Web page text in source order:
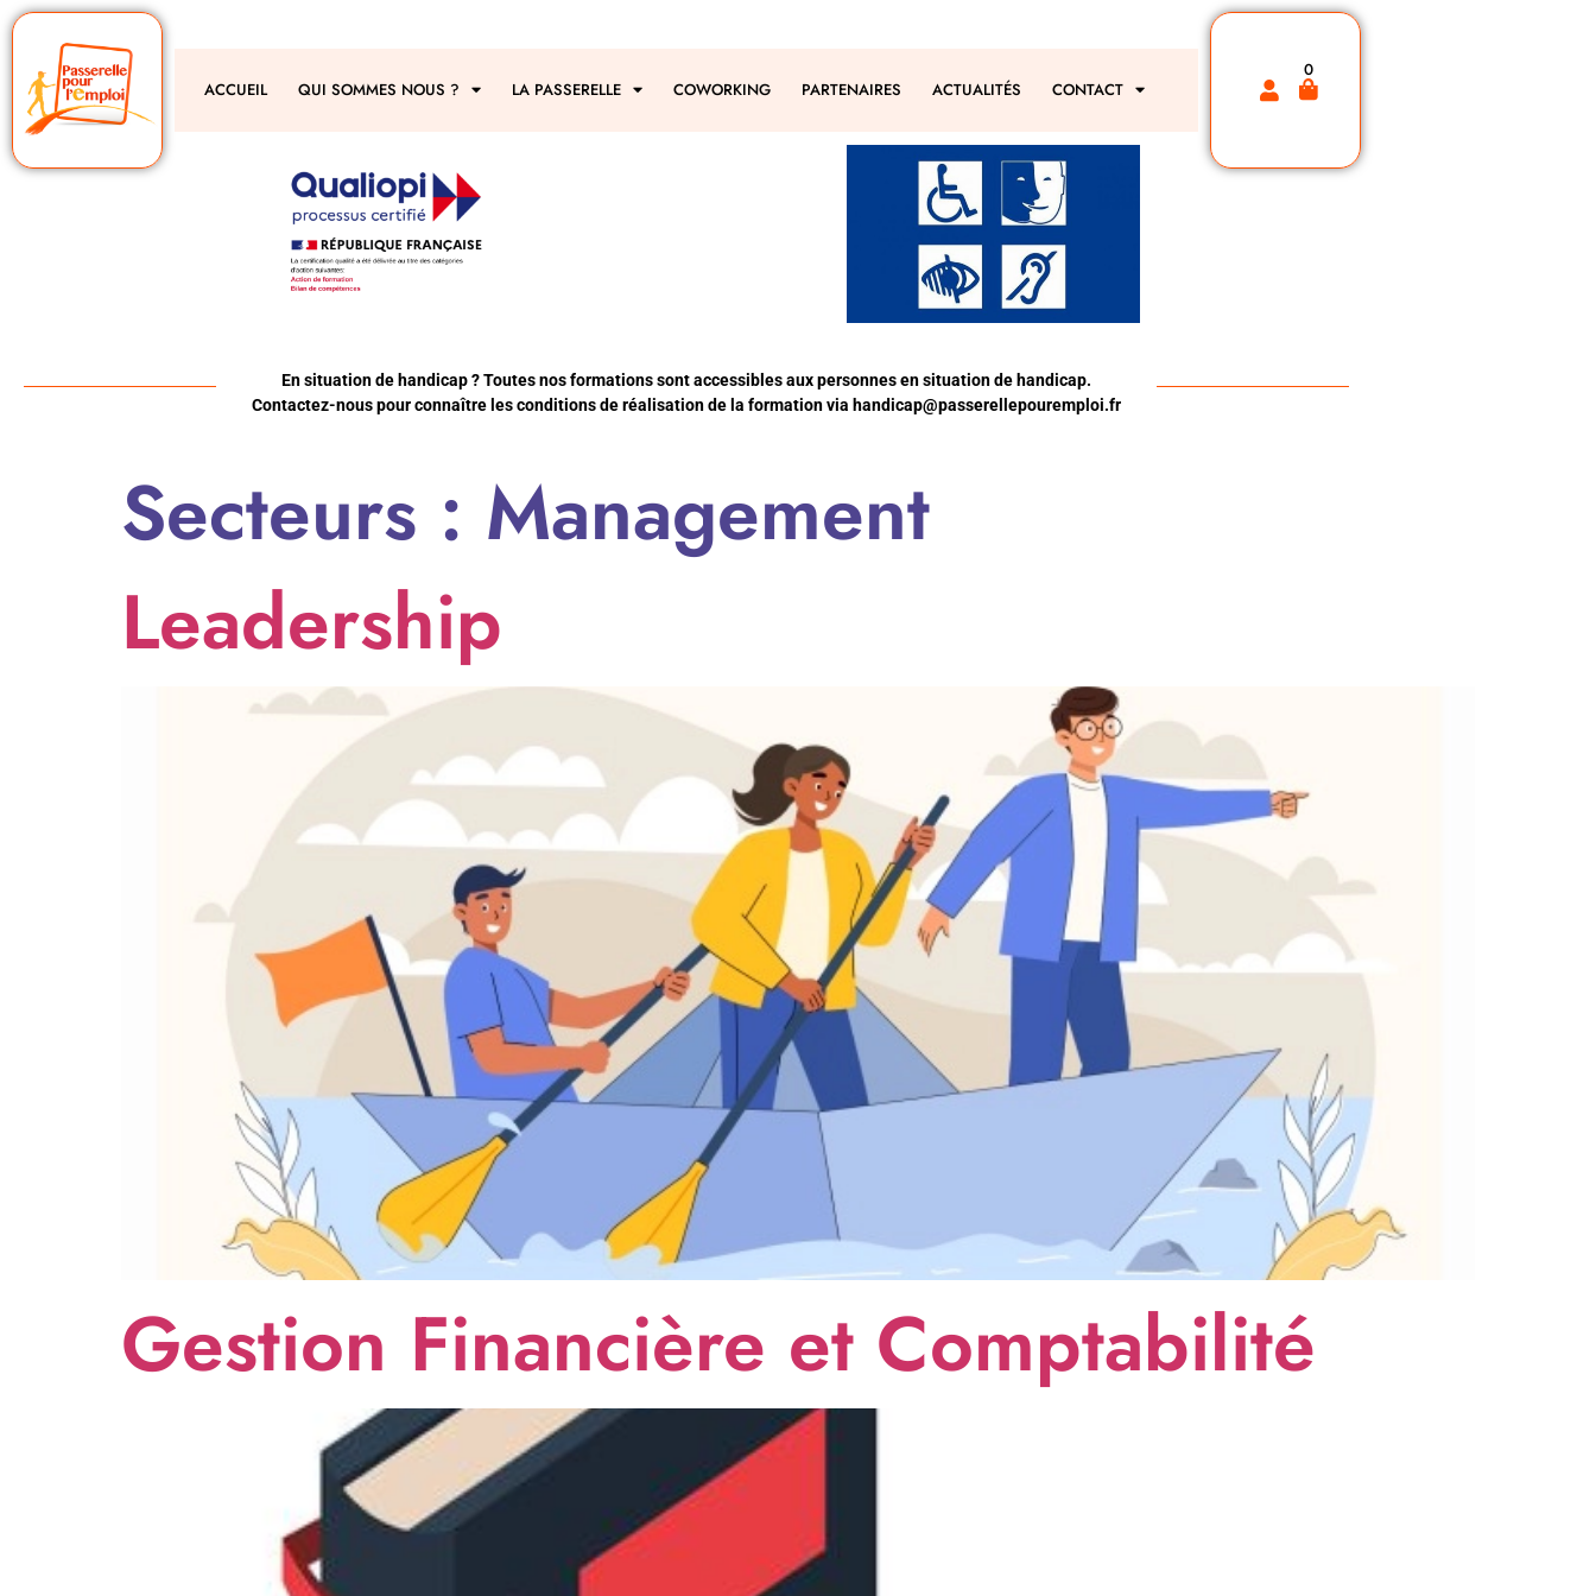
ACCUEIL QUI SOMMES NOUS ? LA PASSERELLE COWORKING PARTENAIRES ACTUALITÉS CONTACT
0
En situation de handicap ? Toutes nos formations sont accessibles aux personnes en situation de handicap.
Contactez-nous pour connaître les conditions de réalisation de la formation viahandicap@passerellepouremploi.fr
Secteurs : Management
Leadership
Gestion Financière et Comptabilité